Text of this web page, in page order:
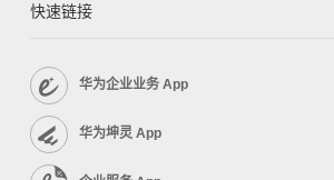
快速链接
华为企业业务 App
华为坤灵 App